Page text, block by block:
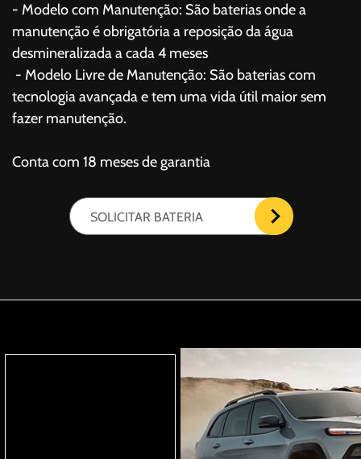
- Modelo com Manutenção: São baterias onde a
manutenção é obrigatória a reposição da água
desmineralizada a cada 4 meses
- Modelo Livre de Manutenção: São baterias com
tecnologia avançada e tem uma vida útil maior sem
fazer manutenção.
Conta com 18 meses de garantia
SOLICITAR BATERIA